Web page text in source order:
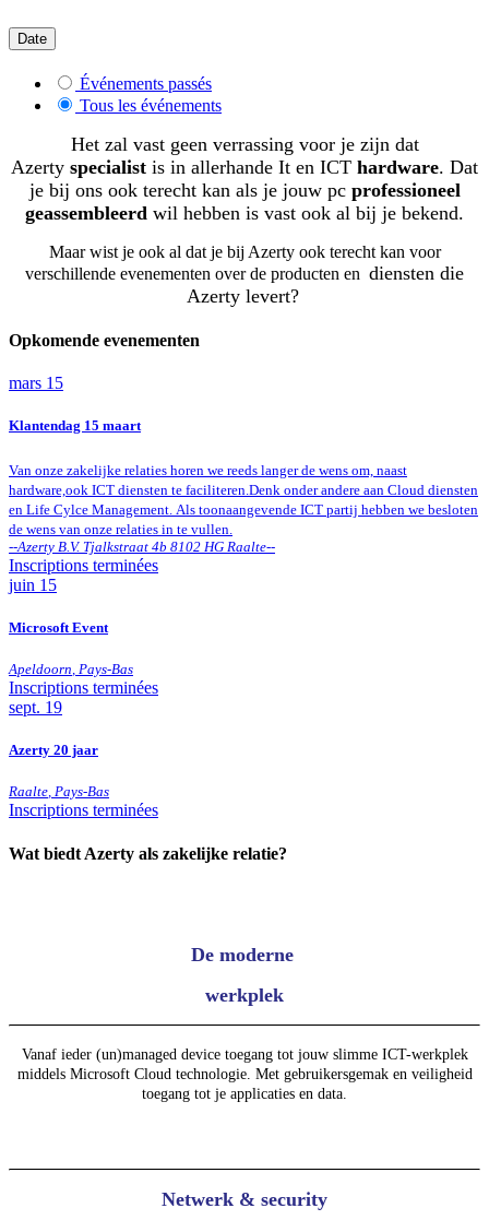
Date
Événements passés
Tous les événements
Het zal vast geen verrassing voor je zijn dat
Azerty specialist is in allerhande It en ICT hardware. Dat
je bij ons ook terecht kan als je jouw pc professioneel
geassembleerd wil hebben is vast ook al bij je bekend.
Maar wist je ook al dat je bij Azerty ook terecht kan voor
verschillende evenementen over de producten en diensten die
Azerty levert?
Opkomende evenementen
mars 15
Klantendag 15 maart
Van onze zakelijke relaties horen we reeds langer de wens om, naast
hardware,ook ICT diensten te faciliteren.Denk onder andere aan Cloud diensten
en Life Cylce Management. Als toonaangevende ICT partij hebben we besloten
de wens van onze relaties in te vullen.
--Azerty B.V. Tjalkstraat 4b 8102 HG Raalte--
Inscriptions terminées
juin 15
Microsoft Event
Apeldoorn, Pays-Bas
Inscriptions terminées
sept. 19
Azerty 20 jaar
Raalte, Pays-Bas
Inscriptions terminées
Wat biedt Azerty als zakelijke relatie?
De moderne
werkplek
Vanaf ieder (un)managed device toegang tot jouw slimme ICT-werkplek
middels Microsoft Cloud technologie. Met gebruikersgemak en veiligheid
toegang tot je applicaties en data.
Netwerk & security